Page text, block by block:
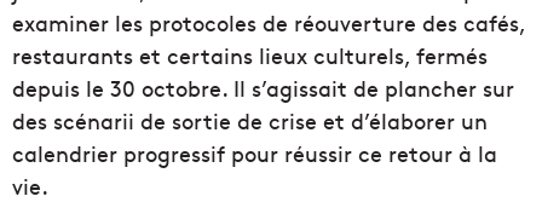
examiner les protocoles de réouverture des cafés,
restaurants et certains lieux culturels, fermés
depuis le 30 octobre. Il s’agissait de plancher sur
des scénarii de sortie de crise et d’élaborer un
calendrier progressif pour réussir ce retour à la
vie.